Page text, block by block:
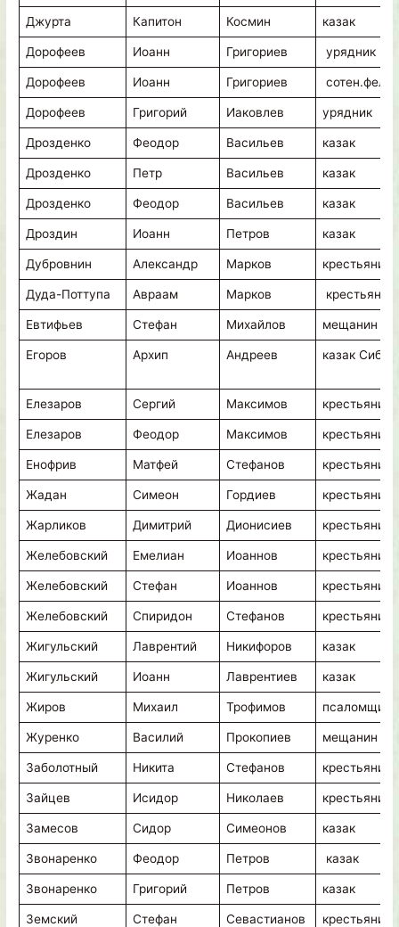
Джурта Капитон Космин казак
Дорофеев Иоанн Григориев урядник
Дорофеев Иоанн Григориев
Дорофеев Григорий Иаковлев урядник
Дрозденко Феодор Васильев казак
Дрозденко Петр Васильев казак
Дрозденко Феодор Васильев казак
Дроздин Иоанн Петров казак
Дубровнин Александр Марков крестьянин
Дуда-Поттупа Авраам Марков крестьянин
Евтифьев Стефан Михайлов мещанин
Егоров Архип Андреев казак
Елезаров Сергий Максимов крестьянин
Елезаров Феодор Максимов крестьянин
Енофрив Матфей Стефанов крестьянин
Жадан Симеон Гордиев крестьянин
Жарликов Димитрий Дионисиев крестьянин
Желебовский Емелиан Иоаннов крестьянин
Желебовский Стефан Иоаннов крестьянин
Желебовский Спиридон Стефанов крестьянин
Жигульский Лаврентий Никифоров казак
Жигульский Иоанн Лаврентиев казак
Жиров Михаил Трофимов псаломщик
Журенко Василий Прокопиев мещанин
Заболотный Никита Стефанов крестьянин
Зайцев Исидор Николаев крестьянин
Замесов Сидор Симеонов казак
Звонаренко Феодор Петров казак
Звонаренко Григорий Петров казак
Земский Стефан Севастианов крестьянин